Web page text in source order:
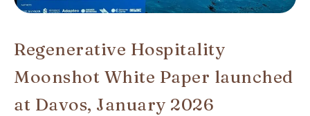
Regenerative Hospitality
Moonshot White Paper launched
at Davos, January 2026